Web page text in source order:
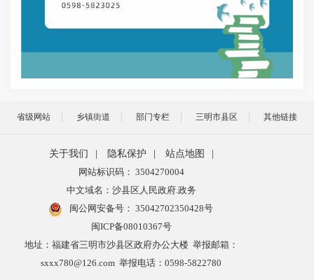
省级网站 乡镇街道 部门专栏 三明市县区 其他链接
关于我们 隐私保护 站点地图
网站标识码： 3504270004
中文域名：沙县区人民政府.政务
闽公网安备号： 35042702350428号
闽ICP备08010367号
地址：福建省三明市沙县区政府办公大楼 举报邮箱：
sxxx780@126.com 举报电话：0598-5822780